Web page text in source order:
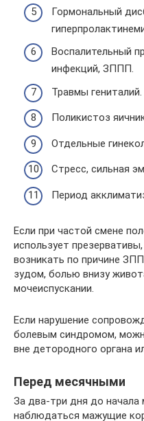
Гормональный
Воспалительный
инфекций, ЗППП.
Травмы гениталий.
Поликистоз
Отдельные
Стресс, сильная
Период
Если при частой смене
использует
возникать по причине
зудом, болью внизу
мочеиспускании.
Если нарушение
болевым синдромом,
вне детородного органа
Перед месячными
За два-три дня до начала
наблюдаться мажущие